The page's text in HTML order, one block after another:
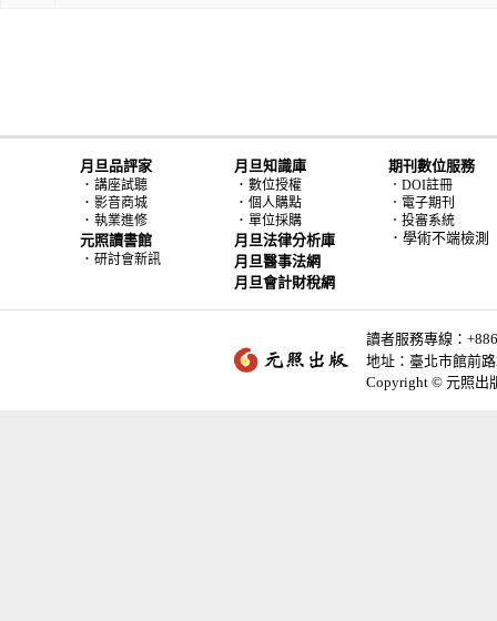
月旦品評家
． 講座試聽
． 影音商城
． 執業進修
元照讀書館
． 研討會新訊
月旦知識庫
． 數位授權
． 個人購點
． 單位採購
月旦法律分析庫
月旦醫事法網
月旦會計財稅網
期刊數位服務
．DOI註冊
．電子期刊
．投審系統
．學術不端檢測
讀者服務專線：
地址：臺北市館前
Copyright © 元照出